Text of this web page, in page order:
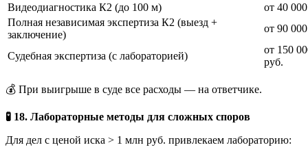
Видеодиагностика К2 (до 100 м)
от 40
Полная независимая экспертиза К2 (выезд +
заключение)
от 90
Судебная экспертиза (с лабораторией)
от 150
руб.
💰 При выигрыше в суде все расходы — на ответчике.
🧪 18. Лабораторные методы для сложных споров
Для дел с ценой иска > 1 млн руб. привлекаем лабораторию: